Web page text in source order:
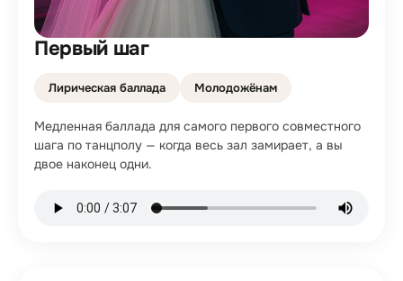
Первый шаг
Лирическая баллада Молодожёнам
Медленная баллада для самого первого совместного
шага по танцполу — когда весь зал замирает, а вы
двое наконец одни.